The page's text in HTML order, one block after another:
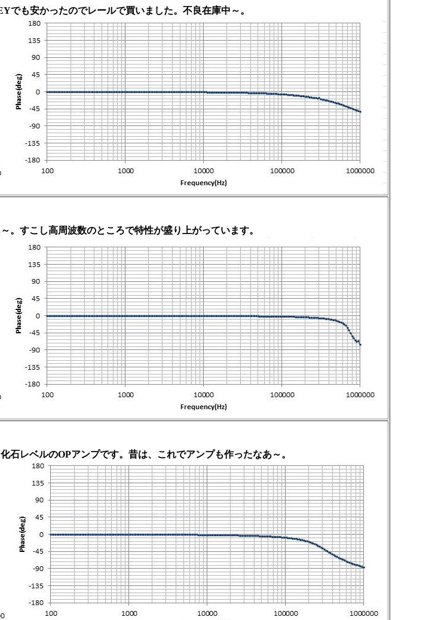
も安かったのでレールで買いました。不良在庫中～。
すこし高周波数のところで特性が盛り上がっています。
レベルのOPアンプです。昔は、これでアンプも作ったなあ～。